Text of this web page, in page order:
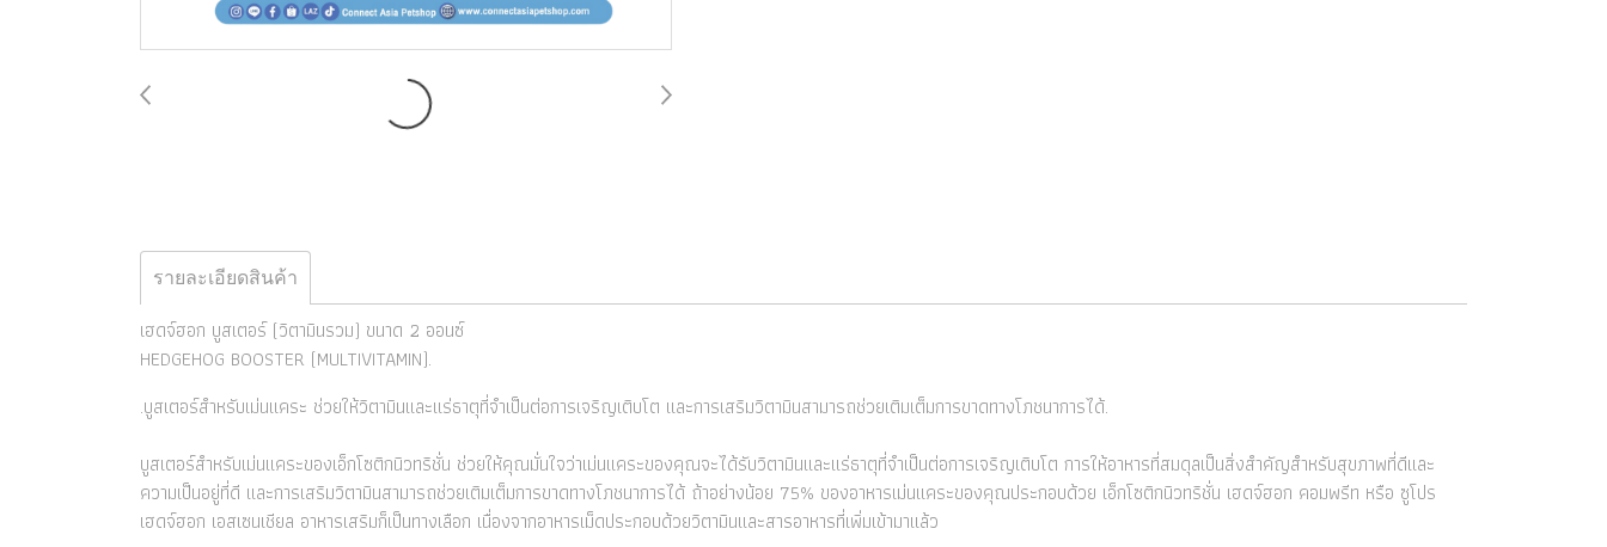
รายละเอียดสินค้า
เฮดจ์ฮอก บูสเตอร์ (วิตามินรวม) ขนาด 2 ออนซ์
HEDGEHOG BOOSTER (MULTIVITAMIN).
.บูสเตอร์สำหรับเม่นแคระ ช่วยให้วิตามินและแร่ธาตุที่จำเป็นต่อการเจริญเติบโต และการเสริมวิตามินสามารถช่วยเติมเต็มการขาดทางโภชนาการได้.
บูสเตอร์สำหรับเม่นแคระของเอ็กโซติกนิวทริชั่น ช่วยให้คุณมั่นใจว่าเม่นแคระของคุณจะได้รับวิตามินและแร่ธาตุที่จำเป็นต่อการเจริญเติบโต การให้อาหารที่สมดุลเป็นสิ่งสำคัญสำหรับสุขภาพที่ดีและ
ความเป็นอยู่ที่ดี และการเสริมวิตามินสามารถช่วยเติมเต็มการขาดทางโภชนาการได้ ถ้าอย่างน้อย 75% ของอาหารเม่นแคระของคุณประกอบด้วย เอ็กโซติกนิวทริชั่น เฮดจ์ฮอก คอมพรีท หรือ ซูโปร
เฮดจ์ฮอก เอสเซนเชียล อาหารเสริมก็เป็นทางเลือก เนื่องจากอาหารเม็ดประกอบด้วยวิตามินและสารอาหารที่เพิ่มเข้ามาแล้ว